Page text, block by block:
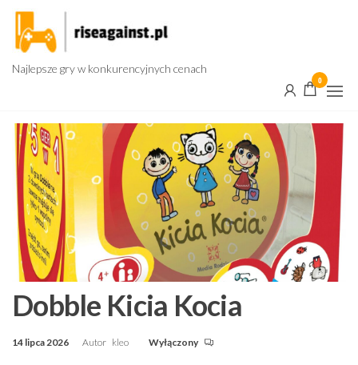
Przejdź
treści
Najlepsze gry w konkurencyjnych cenach
0
Dobble Kicia Kocia
14 lipca 2026 Autor kleo Wyłączony